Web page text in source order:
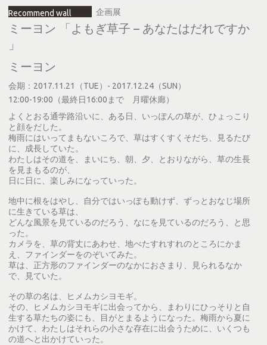
Recommend wall
企画展
ミーヨン 「よもぎ草子 – あなたはだれですか
」
ミーヨン
会期：2017.11.21（TUE）- 2017.12.24（SUN）
12:00-19:00（最終日16:00まで 月曜休廊）
よくとおる通学路沿いに、ある日、いっぽんの草が、ひょっこり
と顔をだした。
梅雨にはいってまもないころで、草はすくすくそだち、見るたび
に、成長していた。
わたしはその道を、まいにち、朝、夕、とおりながら、草の生長
を見まもるのが、
日に日に、楽しみになっていった。
地中に根をはやし、自分ではいっぽも動けず、ずっとおなじ場所
に生きている草は、
どんな風景を見ているのだろう、なにを見ているのだろう、と思
った。
カメラを、草の背丈にあわせ、地べたすれすれのところにかま
え、ファインダーをのぞいてみた。
草は、正方形のファインダーのなかにおさまり、見られるなか
で、見ていた。
その草の名は、ヒメムカシヨモギ。
その、ヒメムカシヨモギに出会ってから、まわりにひっそりと自
生する草たちの姿にも、目がとまるようになった。梅雨から夏に
かけて、わたしはそれらの小さな存在に出会うために、いくつも
の道へと出かけていった。